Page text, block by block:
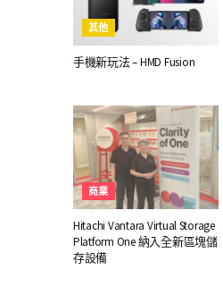
其他
手機新玩法 – HMD Fusion
商業
Hitachi Vantara Virtual Storage
Platform One 納入全新區塊儲
存設備